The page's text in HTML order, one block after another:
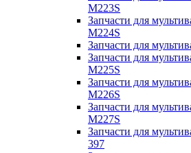
M223S
Запчасти для
M224S
Запчасти для
Запчасти для
M225S
Запчасти для
M226S
Запчасти для
M227S
Запчасти для
397